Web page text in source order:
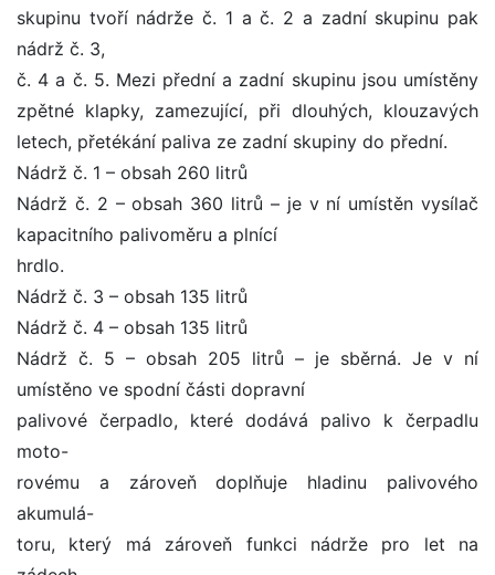
skupinu tvoří nádrže č. 1 a č. 2 a zadní skupinu pak
nádrž č. 3,
č. 4 a č. 5. Mezi přední a zadní skupinu jsou umístěny
zpětné klapky, zamezující, při dlouhých, klouzavých
letech, přetékání paliva ze zadní skupiny do přední.
Nádrž č. 1 – obsah 260 litrů
Nádrž č. 2 – obsah 360 litrů – je v ní umístěn vysílač
kapacitního palivoměru a plnící
hrdlo.
Nádrž č. 3 – obsah 135 litrů
Nádrž č. 4 – obsah 135 litrů
Nádrž č. 5 – obsah 205 litrů – je sběrná. Je v ní
umístěno ve spodní části dopravní
palivové čerpadlo, které dodává palivo k čerpadlu
moto-
rovému a zároveň doplňuje hladinu palivového
akumulá-
toru, který má zároveň funkci nádrže pro let na